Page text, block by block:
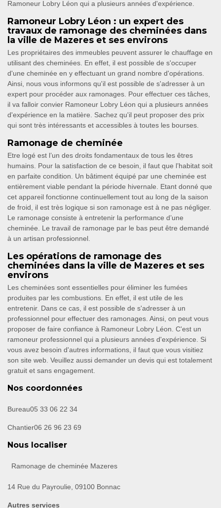
Ramoneur Lobry Léon qui a plusieurs années d'expérience.
Ramoneur Lobry Léon : un expert des
travaux de ramonage des cheminées dans
la ville de Mazeres et ses environs
Les propriétaires des immeubles peuvent assurer le chauffage en
utilisant des cheminées. En effet, il est possible de s'occuper
d'une cheminée en y effectuant un grand nombre d'opérations.
Ainsi, nous vous informons qu'il est possible de s'adresser à un
expert pour procéder aux ramonages. Pour effectuer ces tâches,
il va falloir convier Ramoneur Lobry Léon qui a plusieurs années
d'expérience en la matière. Sachez qu'il peut proposer des prix
qui sont très intéressants et accessibles à toutes les bourses.
Ramonage de cheminée
Etre logé est l’un des droits fondamentaux de tous les êtres
humains. Pour la satisfaction de ce besoin, il faut que l’habitat soit
en parfaite condition. Un bâtiment équipé par une cheminée est
entièrement viable pendant la période hivernale. Etant donné que
cet appareil fonctionne continuellement tout au long de la saison
de froid, il est très logique si son ramonage est à ne pas négliger.
Le ramonage consiste à entretenir la performance d’une
cheminée. Le travail de ramonage par le bas peut être demandé
à un artisan professionnel.
Les opérations de ramonage des
cheminées dans la ville de Mazeres et ses
environs
Les cheminées sont essentielles pour éliminer les fumées
produites par les combustions. En effet, il est utile de les
entretenir. Dans ce cas, il est possible de s'adresser à un
professionnel pour effectuer des ramonages. Ainsi, on peut vous
proposer de faire confiance à Ramoneur Lobry Léon. C'est un
ramoneur professionnel qui a plusieurs années d'expérience. Si
vous avez besoin d'autres informations, il faut que vous visitiez
son site web. Veuillez aussi demander un devis qui est totalement
gratuit et sans engagement.
Nos coordonnées
Bureau05 33 06 22 34
Chantier06 26 96 23 69
Nous localiser
Ramonage de cheminée Mazeres
14 Rue du Payroulie, 09100 Bonnac
Autres services